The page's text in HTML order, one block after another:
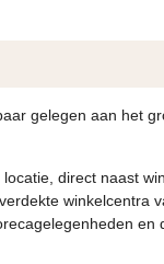
gelegen aan het
direct naast
winkelcentra
en